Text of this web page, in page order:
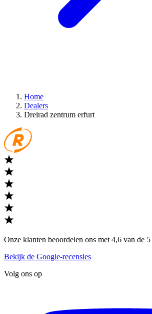
Home
Dealers
Dreirad zentrum erfurt
Onze klanten beoordelen ons met 4,6 van de 5
Bekijk de Google-recensies
Volg ons op